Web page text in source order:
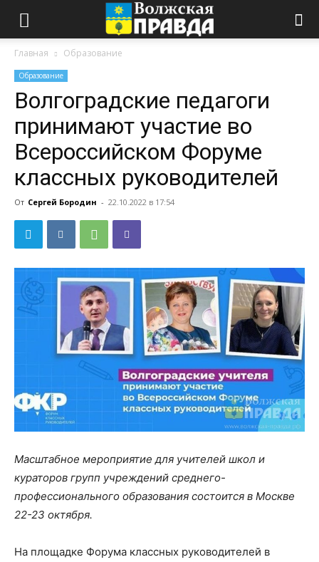
Главная Образование
Образование
Волгоградские педагоги
принимают участие во
Всероссийском Форуме
классных руководителей
От Сергей Бородин - 22.10.2022 в 17:54
Масштабное мероприятие для учителей школ и
кураторов групп учреждений среднего-
профессионального образования состоится в Москве
22-23 октября.
На площадке Форума классных руководителей в